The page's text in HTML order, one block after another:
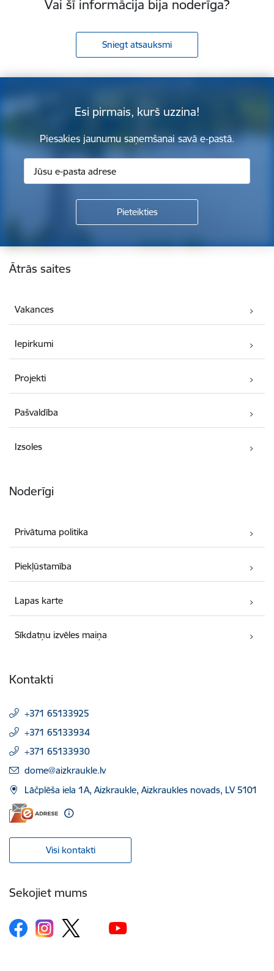
Vai šī informācija bija noderīga?
Sniegt atsauksmi
Esi pirmais, kurš uzzina!
Piesakies jaunumu saņemšanai savā e-pastā.
Kājene
Ātrās saites
Vakances
Iepirkumi
Projekti
Pašvaldība
Izsoles
Noderīgi
Privātuma politika
Piekļūstamība
Lapas karte
Sīkdatņu izvēles maiņa
Kontakti
+371 65133925
+371 65133934
+371 65133930
E-pasts:
dome@aizkraukle.lv
Lāčplēša iela 1A, Aizkraukle, Aizkraukles novads, LV 5101
Visi kontakti
Sekojiet mums